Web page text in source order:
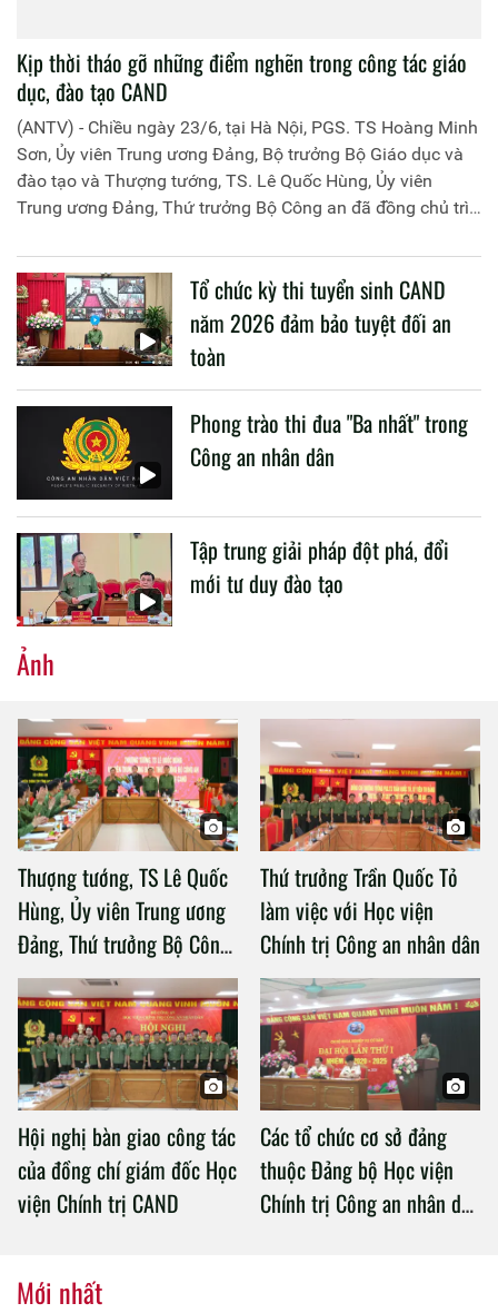
Kịp thời tháo gỡ những điểm nghẽn trong công tác giáo
dục, đào tạo CAND
(ANTV) - Chiều ngày 23/6, tại Hà Nội, PGS. TS Hoàng Minh
Sơn, Ủy viên Trung ương Đảng, Bộ trưởng Bộ Giáo dục và
đào tạo và Thượng tướng, TS. Lê Quốc Hùng, Ủy viên
Trung ương Đảng, Thứ trưởng Bộ Công an đã đồng chủ trì
liên quan đến công tác giáo dục và đào tạo của lực lượng
CAND.
Tổ chức kỳ thi tuyển sinh CAND
năm 2026 đảm bảo tuyệt đối an
toàn
Phong trào thi đua "Ba nhất" trong
Công an nhân dân
Tập trung giải pháp đột phá, đổi
mới tư duy đào tạo
Ảnh
Thượng tướng, TS Lê Quốc
Hùng, Ủy viên Trung ương
Đảng, Thứ trưởng Bộ Công
an làm việc với Học viện
Chính trị Công an nhân dân
Thứ trưởng Trần Quốc Tỏ
làm việc với Học viện
Chính trị Công an nhân dân
Hội nghị bàn giao công tác
của đồng chí giám đốc Học
viện Chính trị CAND
Các tổ chức cơ sở đảng
thuộc Đảng bộ Học viện
Chính trị Công an nhân dân
Mới nhất